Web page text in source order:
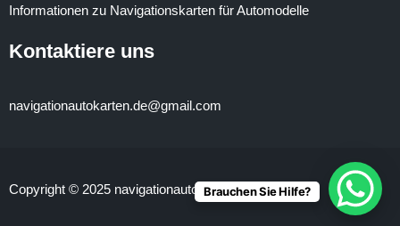
Informationen zu Navigationskarten für Automodelle
Kontaktiere uns
navigationautokarten.de@gmail.com
Copyright © 2025 navigationautokarten.deBrauchen Sie Hilfe?